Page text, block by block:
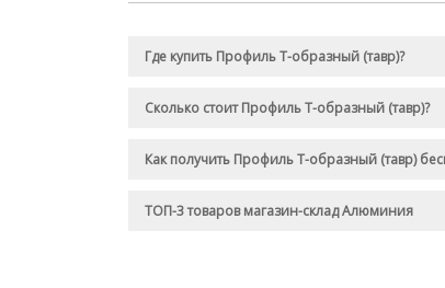
Где купить Профиль Т-образный (тавр)?
Сколько стоит Профиль Т-образный (тавр)?
Как получить Профиль Т-образный (тавр)
ТОП-3 товаров магазин-склад Алюминия